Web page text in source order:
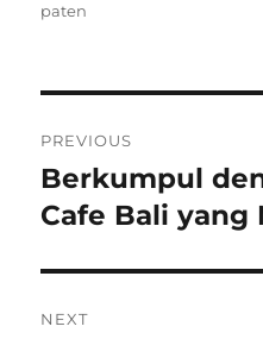
paten
navigation
PREVIOUS
Previous
post:
Berkumpul
Cafe Bali yang
NEXT